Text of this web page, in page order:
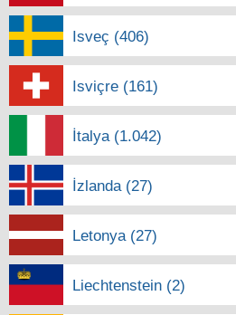
Isveç (406)
Isviçre (161)
İtalya (1.042)
İzlanda (27)
Letonya (27)
Liechtenstein (2)